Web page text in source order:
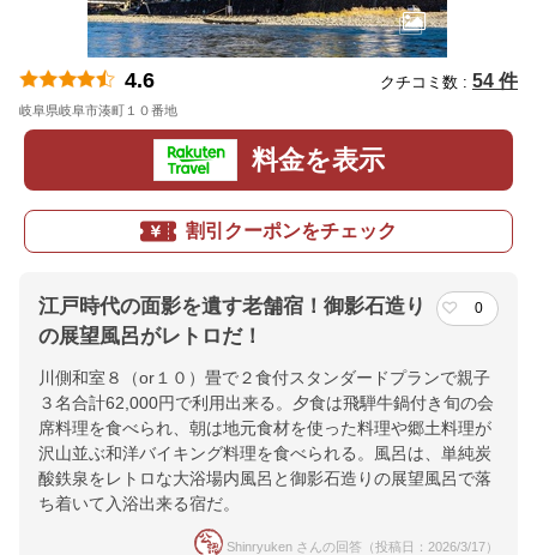
4.6 クチコミ数 : 54 件
岐阜県岐阜市湊町１０番地
料金を表示
割引クーポンをチェック
江戸時代の面影を遺す老舗宿！御影石造り
の展望風呂がレトロだ！
0
川側和室８（or１０）畳で２食付スタンダードプランで親子
３名合計62,000円で利用出来る。夕食は飛騨牛鍋付き旬の会
席料理を食べられ、朝は地元食材を使った料理や郷土料理が
沢山並ぶ和洋バイキング料理を食べられる。風呂は、単純炭
酸鉄泉をレトロな大浴場内風呂と御影石造りの展望風呂で落
ち着いて入浴出来る宿だ。
Shinryuken さんの回答（投稿日：2026/3/17）